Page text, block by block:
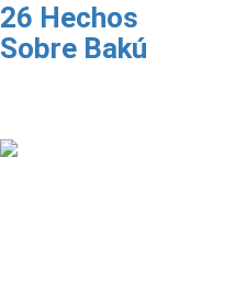
26 Hechos
Sobre Bakú